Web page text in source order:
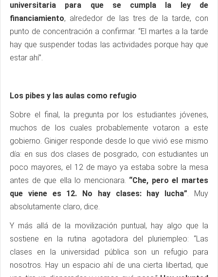
universitaria para que se cumpla la ley de
financiamiento, alrededor de las tres de la tarde, con
punto de concentración a confirmar. “El martes a la tarde
hay que suspender todas las actividades porque hay que
estar ahí”.
Los pibes y las aulas como refugio
Sobre el final, la pregunta por los estudiantes jóvenes,
muchos de los cuales probablemente votaron a este
gobierno. Giniger responde desde lo que vivió ese mismo
día: en sus dos clases de posgrado, con estudiantes un
poco mayores, el 12 de mayo ya estaba sobre la mesa
antes de que ella lo mencionara. “Che, pero el martes
que viene es 12. No hay clases: hay lucha”. Muy
absolutamente claro, dice.
Y más allá de la movilización puntual, hay algo que la
sostiene en la rutina agotadora del pluriempleo: “Las
clases en la universidad pública son un refugio para
nosotros. Hay un espacio ahí de una cierta libertad, que